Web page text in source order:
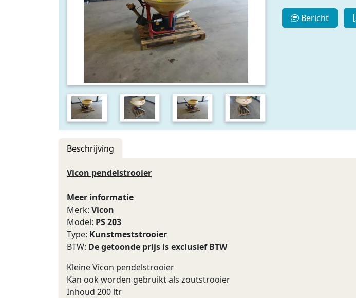
Bericht
Beschrijving
Vicon pendelstrooier
Meer informatie
Merk: Vicon
Model: PS 203
Type: Kunstmeststrooier
BTW: De getoonde prijs is exclusief BTW
Kleine Vicon pendelstrooier
Kan ook worden gebruikt als zoutstrooier
Inhoud 200 ltr